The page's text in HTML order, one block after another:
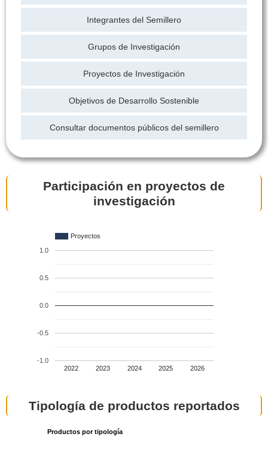
Integrantes del Semillero
Grupos de Investigación
Proyectos de Investigación
Objetivos de Desarrollo Sostenible
Consultar documentos públicos del semillero
Participación en proyectos de
investigación
Proyectos
2022 2023 2024 2025 2026
-1.0
-0.5
0.0
0.5
1.0
Tipología de productos reportados
Productos por tipología